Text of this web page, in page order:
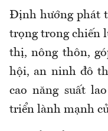
Định hướng phát
trọng trong chiến
thị, nông thôn,
hội, an ninh đô
cao năng suất
triển lành mạnh